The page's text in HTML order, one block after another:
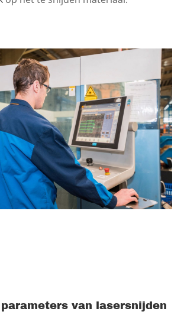
van lasersnijden